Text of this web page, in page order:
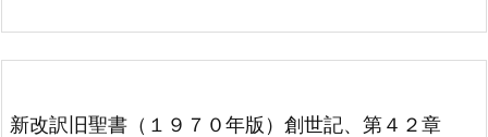
新改訳旧聖書（１９７０年版）創世記、第４２章